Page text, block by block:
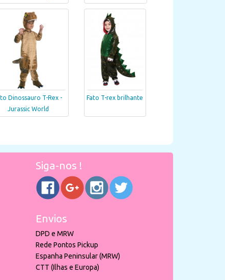
Dinossauro T-Rex -
Jurassic World
Fato T-rex brilhante
Siga-nos !
Envios
DPD e MRW
Rede Pontos Pickup
Espanha Peninsular (MRW)
CTT (Ilhas e Europa)